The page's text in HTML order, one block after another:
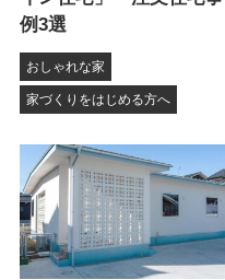
例3選
おしゃれな家
家づくりをはじめる方へ